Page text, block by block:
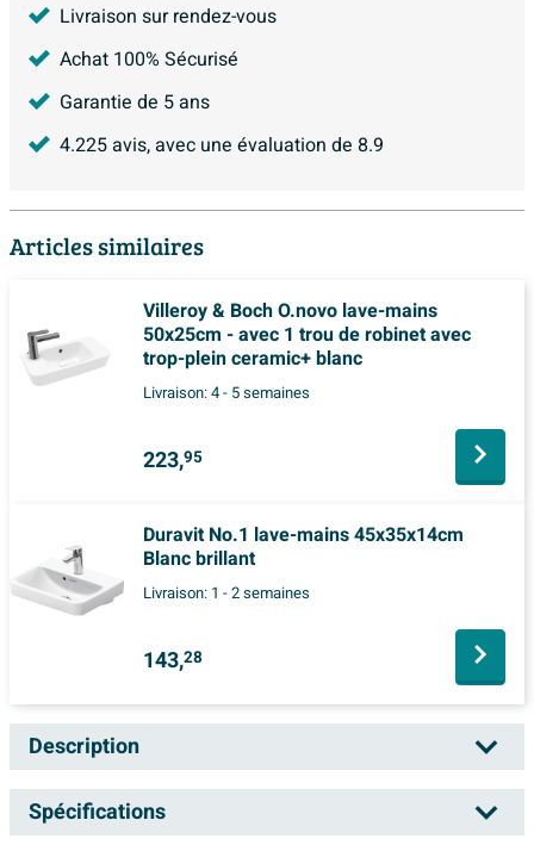
Livraison sur rendez-vous
Achat 100% Sécurisé
Garantie de 5 ans
4.225avis, avec une évaluation de 8.9
Articles similaires
Villeroy & Boch O.novo lave-mains
50x25cm - avec 1 trou de robinet avec
trop-plein ceramic+ blanc
Livraison:4 - 5 semaines
223,95
Duravit No.1 lave-mains 45x35x14cm
Blanc brillant
Livraison: 1 - 2 semaines
143,28
Description
Villeroy & Boch Subway 2.0 lave-mains pour
meuble 45x37cm - avec trou de robinet avec
Spécifications